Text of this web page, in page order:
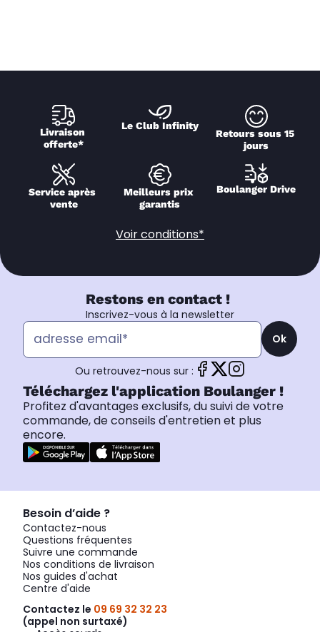
Livraison
offerte*
Le Club Infinity
Retours sous 15
jours
Service après
vente
Meilleurs prix
garantis
Boulanger Drive
Voir conditions*
Restons en contact !
Inscrivez-vous à la newsletter
Ok
Ou retrouvez-nous sur :
Téléchargez l'application Boulanger !
Profitez d'avantages exclusifs, du suivi de votre
commande, de conseils d'entretien et plus
encore.
Besoin d’aide ?
Contactez-nous
Questions fréquentes
Suivre une commande
Nos conditions de livraison
Nos guides d'achat
Centre d'aide
Contactez le 09 69 32 32 23
(appel non surtaxé)